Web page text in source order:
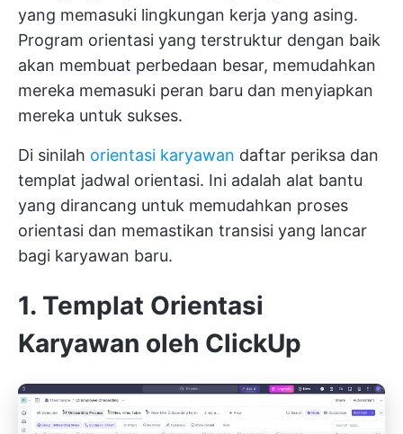
yang memasuki lingkungan kerja yang asing.
Program orientasi yang terstruktur dengan baik
akan membuat perbedaan besar, memudahkan
mereka memasuki peran baru dan menyiapkan
mereka untuk sukses.
Di sinilah orientasi karyawan daftar periksa dan
templat jadwal orientasi. Ini adalah alat bantu
yang dirancang untuk memudahkan proses
orientasi dan memastikan transisi yang lancar
bagi karyawan baru.
1. Templat Orientasi
Karyawan oleh ClickUp